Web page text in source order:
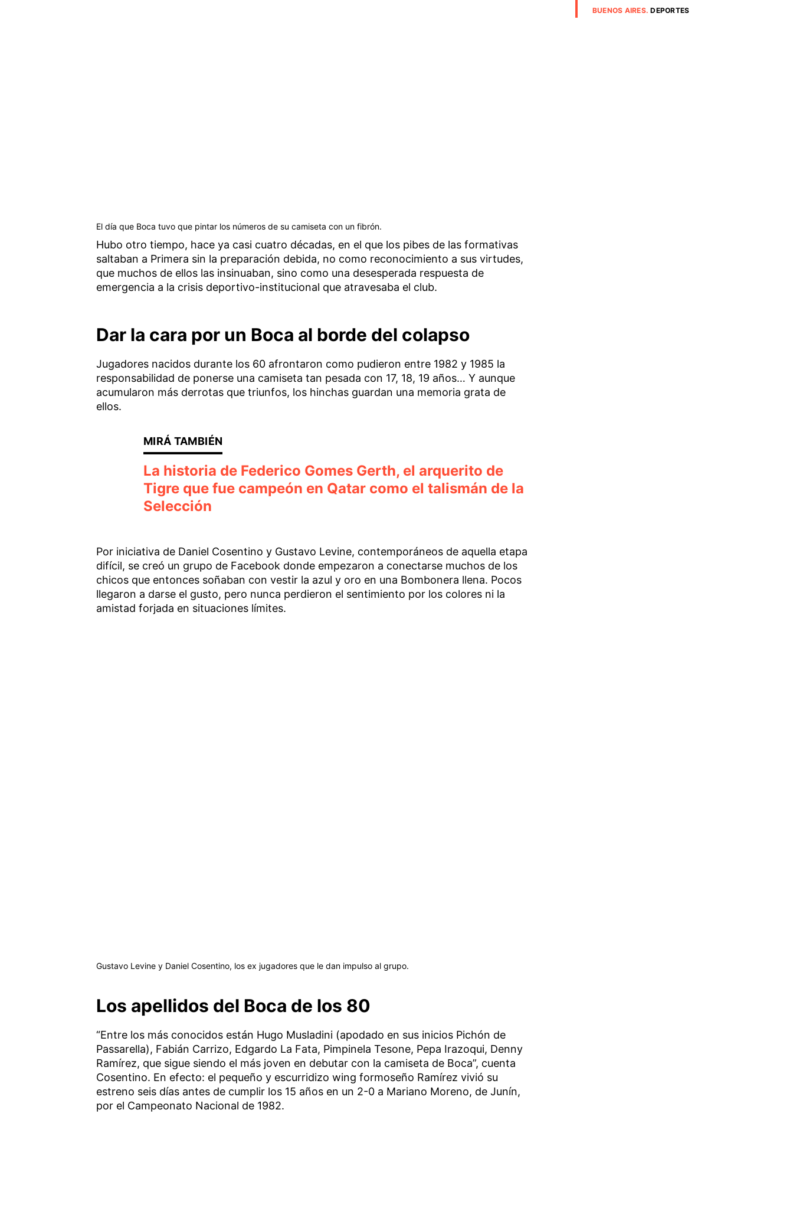
El día que Boca tuvo que pintar los números de su camiseta con un fibrón.
Hubo otro tiempo, hace ya casi cuatro décadas, en el que los pibes de las formativas
saltaban a Primera sin la preparación debida, no como reconocimiento a sus virtudes,
que muchos de ellos las insinuaban, sino como una desesperada respuesta de
emergencia a la crisis deportivo-institucional que atravesaba el club.
Dar la cara por un Boca al borde del colapso
Jugadores nacidos durante los 60 afrontaron como pudieron entre 1982 y 1985 la
responsabilidad de ponerse una camiseta tan pesada con 17, 18, 19 años… Y aunque
acumularon más derrotas que triunfos, los hinchas guardan una memoria grata de
ellos.
La historia de Federico Gomes Gerth, el arquerito de
Tigre que fue campeón en Qatar como el talismán de la
Selección
Por iniciativa de Daniel Cosentino y Gustavo Levine, contemporáneos de aquella etapa
difícil, se creó un grupo de Facebook donde empezaron a conectarse muchos de los
chicos que entonces soñaban con vestir la azul y oro en una Bombonera llena. Pocos
llegaron a darse el gusto, pero nunca perdieron el sentimiento por los colores ni la
amistad forjada en situaciones límites.
Gustavo Levine y Daniel Cosentino, los ex jugadores que le dan impulso al grupo.
Los apellidos del Boca de los 80
“Entre los más conocidos están Hugo Musladini (apodado en sus inicios Pichón de
Passarella), Fabián Carrizo, Edgardo La Fata, Pimpinela Tesone, Pepa Irazoqui, Denny
Ramírez, que sigue siendo el más joven en debutar con la camiseta de Boca”, cuenta
Cosentino. En efecto: el pequeño y escurridizo wing formoseño Ramírez vivió su
estreno seis días antes de cumplir los 15 años en un 2-0 a Mariano Moreno, de Junín,
por el Campeonato Nacional de 1982.
BUENOS AIRES.DEPORTES